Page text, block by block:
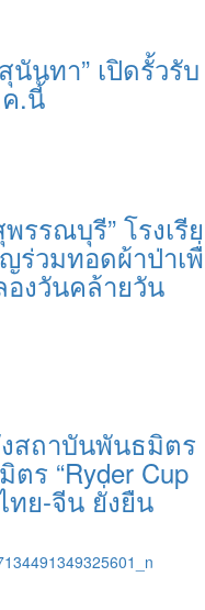
นันทา” เปิดรั้วรับ
.นี้
รรณบุรี” โรงเรี
ร่วมทอดผ้าป่าเ
งวันคล้ายวัน
สถาบันพันธมิตร
ร “Ryder Cup
ทย-จีน ยั่งยืน